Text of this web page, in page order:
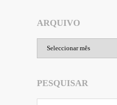
ARQUIVO
PESQUISAR